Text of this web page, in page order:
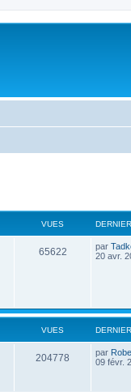
VUES
65622 par
20 avr.
VUES
204778 par
09 févr.